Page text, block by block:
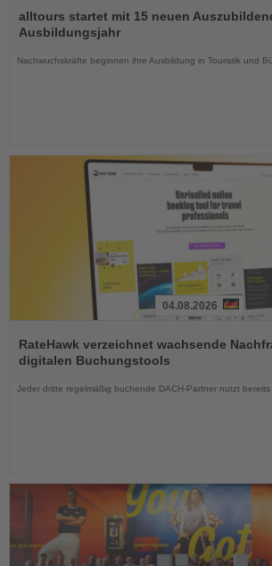
Sie
die
alltours startet mit 15 neuen
Ausbildungsjahr
Nachwuchskräfte beginnen ihre Ausbildung in Touristik und
Sie
die
Nachrichten
04.08.2026
RateHawk verzeichnet wachsende
digitalen Buchungstools
Jeder dritte regelmäßig buchende DACH-Partner nutzt